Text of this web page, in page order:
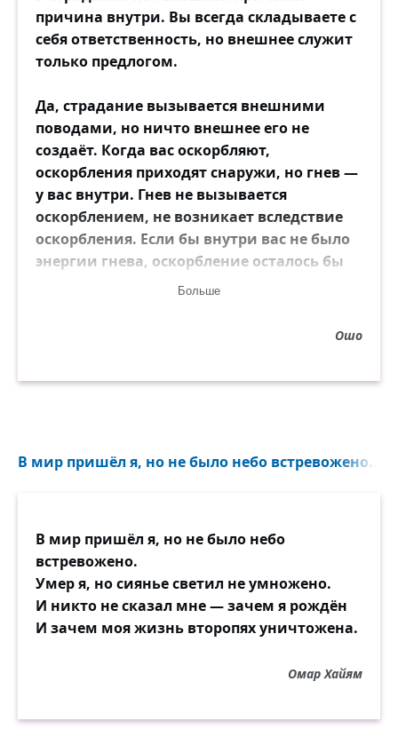
причина внутри. Вы всегда складываете с
себя ответственность, но внешнее служит
только предлогом.
Да, страдание вызывается внешними
поводами, но ничто внешнее его не
создаёт. Когда вас оскорбляют,
оскорбления приходят снаружи, но гнев —
у вас внутри. Гнев не вызывается
оскорблением, не возникает вследствие
оскорбления. Если бы внутри вас не было
энергии гнева, оскорбление осталось бы
бессильным. Оно бы просто прошло мимо,
значит начать путешествие
Больше
Ошо
В мир пришёл я, но не было небо встревожено...
В мир пришёл я, но не было небо
встревожено.
Умер я, но сиянье светил не умножено.
И никто не сказал мне — зачем я рождён
И зачем моя жизнь второпях уничтожена.
Омар Хайям